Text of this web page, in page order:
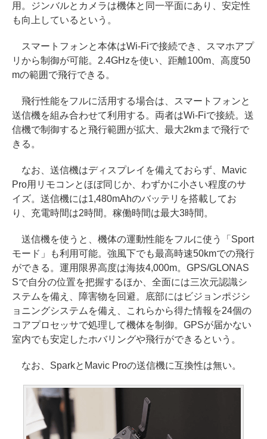
用。ジンバルとカメラは機体と同一平面にあり、安定性
も向上しているという。
スマートフォンと本体はWi-Fiで接続でき、スマホアプ
リから制御が可能。2.4GHzを使い、距離100m、高度50
mの範囲で飛行できる。
飛行性能をフルに活用する場合は、スマートフォンと
送信機を組み合わせて利用する。両者はWi-Fiで接続。送
信機で制御すると飛行範囲が拡大、最大2kmまで飛行で
きる。
なお、送信機はディスプレイを備えておらず、Mavic
Pro用リモコンとほぼ同じか、わずかに小さい程度のサ
イズ。送信機には1,480mAhのバッテリを搭載してお
り、充電時間は2時間。稼働時間は最大3時間。
送信機を使うと、機体の運動性能をフルに使う「Sport
モード」も利用可能。強風下でも最高時速50kmでの飛行
ができる。運用限界高度は海抜4,000m。GPS/GLONAS
Sで自分の位置を把握するほか、全面には三次元認識シ
ステムを備え、障害物を回避。底部にはビジョンポジシ
ョニングシステムを備え、これらから得た情報を24個の
コアプロセッサで処理して機体を制御。GPSが届かない
室内でも安定したホバリングや飛行ができるという。
なお、SparkとMavic Proの送信機に互換性は無い。